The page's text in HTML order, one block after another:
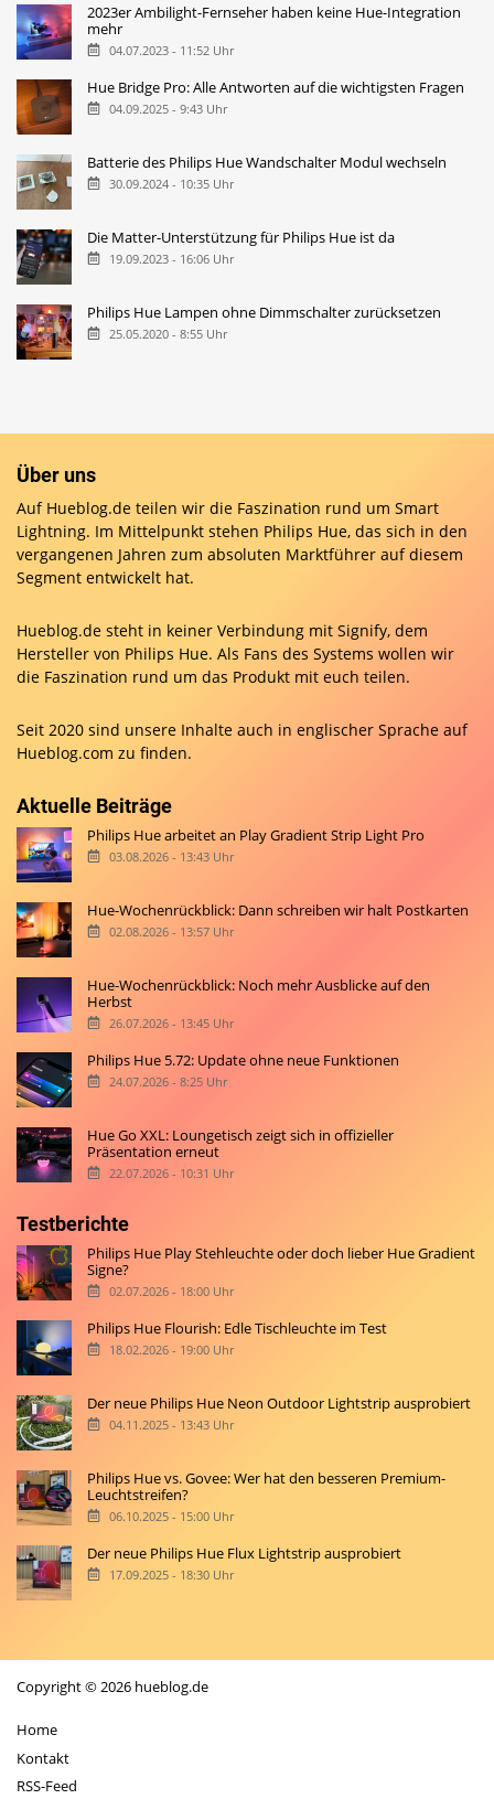
2023er Ambilight-Fernseher haben keine Hue-Integration
mehr
04.07.2023 - 11:52 Uhr
Hue Bridge Pro: Alle Antworten auf die wichtigsten Fragen
04.09.2025 - 9:43 Uhr
Batterie des Philips Hue Wandschalter Modul wechseln
30.09.2024 - 10:35 Uhr
Die Matter-Unterstützung für Philips Hue ist da
19.09.2023 - 16:06 Uhr
Philips Hue Lampen ohne Dimmschalter zurücksetzen
25.05.2020 - 8:55 Uhr
Über uns
Auf Hueblog.de teilen wir die Faszination rund um Smart
Lightning. Im Mittelpunkt stehen Philips Hue, das sich in den
vergangenen Jahren zum absoluten Marktführer auf diesem
Segment entwickelt hat.
Hueblog.de steht in keiner Verbindung mit Signify, dem
Hersteller von Philips Hue. Als Fans des Systems wollen wir
die Faszination rund um das Produkt mit euch teilen.
Seit 2020 sind unsere Inhalte auch in englischer Sprache auf
Hueblog.com zu finden.
Aktuelle Beiträge
Philips Hue arbeitet an Play Gradient Strip Light Pro
03.08.2026 - 13:43 Uhr
Hue-Wochenrückblick: Dann schreiben wir halt Postkarten
02.08.2026 - 13:57 Uhr
Hue-Wochenrückblick: Noch mehr Ausblicke auf den
Herbst
26.07.2026 - 13:45 Uhr
Philips Hue 5.72: Update ohne neue Funktionen
24.07.2026 - 8:25 Uhr
Hue Go XXL: Loungetisch zeigt sich in offizieller
Präsentation erneut
22.07.2026 - 10:31 Uhr
Testberichte
Philips Hue Play Stehleuchte oder doch lieber Hue Gradient
Signe?
02.07.2026 - 18:00 Uhr
Philips Hue Flourish: Edle Tischleuchte im Test
18.02.2026 - 19:00 Uhr
Der neue Philips Hue Neon Outdoor Lightstrip ausprobiert
04.11.2025 - 13:43 Uhr
Philips Hue vs. Govee: Wer hat den besseren Premium-
Leuchtstreifen?
06.10.2025 - 15:00 Uhr
Der neue Philips Hue Flux Lightstrip ausprobiert
17.09.2025 - 18:30 Uhr
Copyright © 2026 hueblog.de
Home
Kontakt
RSS-Feed